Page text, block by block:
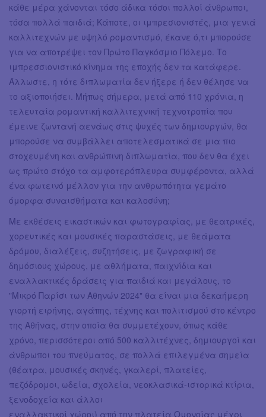
κάθε μέρα χάνονται τόσο άδικα τόσοι πολλοί άνθρωποι,
τόσα πολλά παιδιά; Κάποτε, οι ιμπρεσιονιστές, μια γενιά
καλλιτεχνών με υψηλό ρομαντισμό, έκανε ό,τι μπορούσε
για να αποτρέψει τον Πρώτο Παγκόσμιο Πόλεμο. Το
ιμπρεσσιονιστικό κίνημα της εποχής δεν τα κατάφερε.
Άλλωστε, η τότε διπλωματία δεν ήξερε ή δεν θέλησε να
το αξιοποιήσει. Μήπως σήμερα, μετά από 110 χρόνια, η
τελευταία ρομαντική καλλιτεχνική τεχνοτροπία που
έμεινε ζωντανή αενάως στις ψυχές των δημιουργών, θα
μπορούσε να συμβάλλει αποτελεσματικά σε μια πιο
στοχευμένη και ανθρώπινη διπλωματία, που δεν θα έχει
ως πρώτο στόχο τα αμφοτερόπλευρα συμφέροντα, αλλά
ένα φωτεινό μέλλον για την ανθρωπότητα γεμάτο
όμορφα συναισθήματα και καλοσύνη;
Mε εκθέσεις εικαστικών και φωτογραφίας, με θεατρικές,
χορευτικές και μουσικές παραστάσεις, με θεάματα
δρόμου, διαλέξεις, συζητήσεις, με ζωγραφική σε
δημόσιους χώρους, με αθλήματα, παιχνίδια και
εναλλακτικές δράσεις για παιδιά και μεγάλους, το
"Μικρό Παρίσι των Αθηνών 2024" θα είναι μια δεκαήμερη
γιορτή ειρήνης, αγάπης, τέχνης και πολιτισμού στο κέντρο
της Αθήνας, στην οποία θα συμμετέχουν, όπως κάθε
χρόνο, περισσότεροι από 500 καλλιτέχνες, δημιουργοί και
άνθρωποι του πνεύματος, σε πολλά επιλεγμένα σημεία
(θέατρα, μουσικές σκηνές, γκαλερί, πλατείες,
πεζόδρομοι, ωδεία, σχολεία, νεοκλασικά-ιστορικά κτίρια,
ξενοδοχεία και άλλοι
εναλλακτικοί χώροι) από την πλατεία Ομονοίας μέχρι